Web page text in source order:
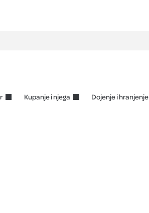
Kupanje i njega Dojenje i hranjenje